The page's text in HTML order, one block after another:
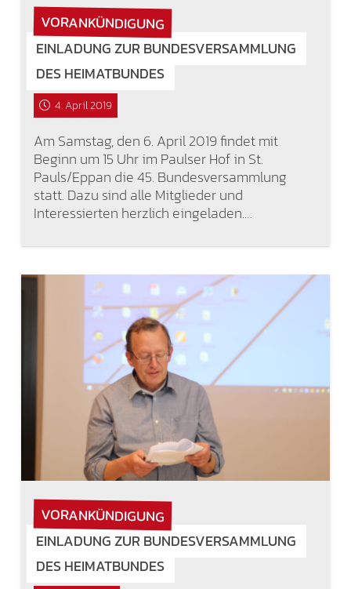
VORANKÜNDIGUNG
EINLADUNG ZUR BUNDESVERSAMMLUNG
DES HEIMATBUNDES
4. April 2019
Am Samstag, den 6. April 2019 findet mit
Beginn um 15 Uhr im Paulser Hof in St.
Pauls/Eppan die 45. Bundesversammlung
statt. Dazu sind alle Mitglieder und
Interessierten herzlich eingeladen.…
VORANKÜNDIGUNG
EINLADUNG ZUR BUNDESVERSAMMLUNG
DES HEIMATBUNDES